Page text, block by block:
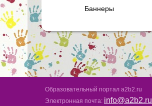
Баннеры
Образовательный портал a2b2.ru
Электронная почта: info@a2b2.ru